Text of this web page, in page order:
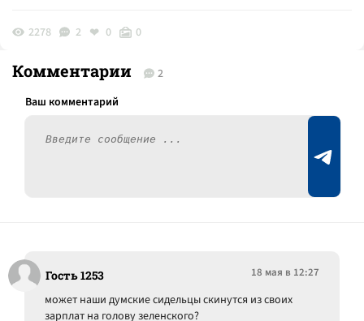
2278 2 0 0
Комментарии 2
Гость 1253 18 мая в 12:27
может наши думские сидельцы скинутся из своих
зарплат на голову зеленского?